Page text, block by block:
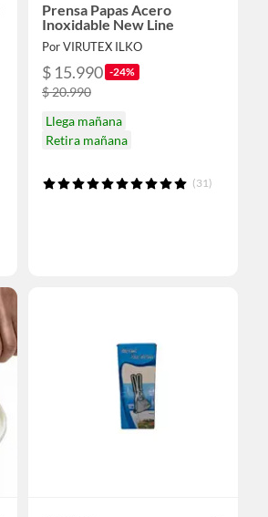
Prensa Papas Acero
Inoxidable New Line
Por VIRUTEX ILKO
$ 15.990 -24%
$ 20.990
Llega mañana
Retira mañana
(31)